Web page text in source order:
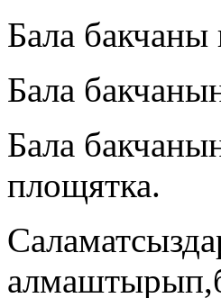
Бала
Бала
Бала
площятка.